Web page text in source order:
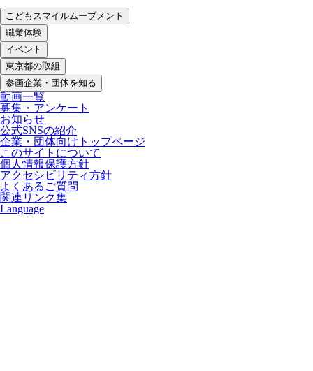
こどもスマイルムーブメント
職業体験
イベント
東京都の取組
参画企業・団体を知る
動画一覧
募集・アンケート
お知らせ
公式SNSの紹介
企業・団体向けトップページ
このサイトについて
個人情報保護方針
アクセシビリティ方針
よくあるご質問
関連リンク集
Language